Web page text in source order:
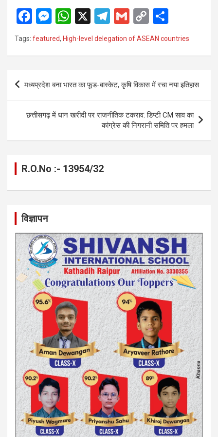
F
a
ce
o
o
k
M
es
se
g
W
h
at
A
p
X
T
el
e
a
m
G
m
ail
C
o
py
n
h
ar
Tags: featured, High-level delegation of ASEAN countries
Post
navigation
मध्यप्रदेश बना भारत का फूड-बास्केट, कृषि विकास में रचा नया इतिहास
छत्तीसगढ़ में धान खरीदी पर राजनीतिक टकराव: डिप्टी CM साव का
कांग्रेस की निगरानी समिति पर हमला
R.O.No :- 13954/32
विज्ञापन